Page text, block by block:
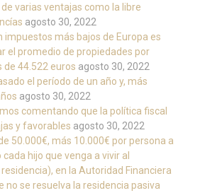
varias ventajas como la libre
agosto 30, 2022
impuestos más bajos de Europa es
el promedio de propiedades por
44.522 euros agosto 30, 2022
el período de un año y, más
agosto 30, 2022
comentando que la política fiscal
y favorables agosto 30, 2022
50.000€, más 10.000€ por persona a
hijo que venga a vivir al
en la Autoridad Financiera
no se resuelva la residencia pasiva